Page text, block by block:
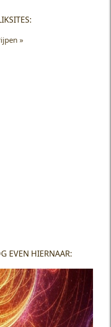
»
EVEN HIERNAAR: